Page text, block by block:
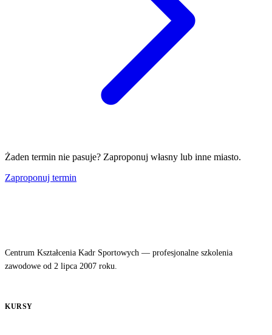
Żaden termin nie pasuje? Zaproponuj własny lub inne miasto.
Zaproponuj termin
Centrum Kształcenia Kadr Sportowych — profesjonalne szkolenia
zawodowe od 2 lipca 2007 roku.
KURSY